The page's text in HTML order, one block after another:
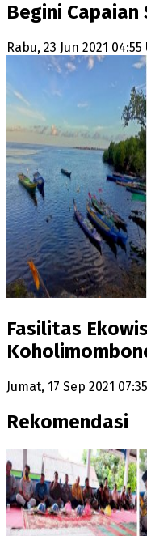
Begini Capaian
Rabu, 23 Jun 2021 04:55
Fasilitas
Jumat, 17 Sep 2021
Rekomendasi